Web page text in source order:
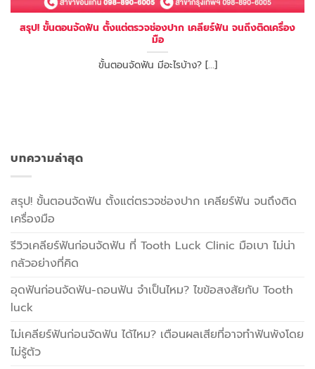
สรุป! ขั้นตอนจัดฟัน ตั้งแต่ตรวจช่องปาก เคลียร์ฟัน จนถึงติดเครื่อง
มือ
ขั้นตอนจัดฟัน มีอะไรบ้าง? [...]
บทความล่าสุด
สรุป! ขั้นตอนจัดฟัน ตั้งแต่ตรวจช่องปาก เคลียร์ฟัน จนถึงติด
เครื่องมือ
รีวิวเคลียร์ฟันก่อนจัดฟัน ที่ Tooth Luck Clinic มือเบา ไม่น่า
กลัวอย่างที่คิด
อุดฟันก่อนจัดฟัน-ถอนฟัน จำเป็นไหม? ไขข้อสงสัยกับ Tooth
luck
ไม่เคลียร์ฟันก่อนจัดฟัน ได้ไหม? เตือนผลเสียที่อาจทำฟันพังโดย
ไม่รู้ตัว